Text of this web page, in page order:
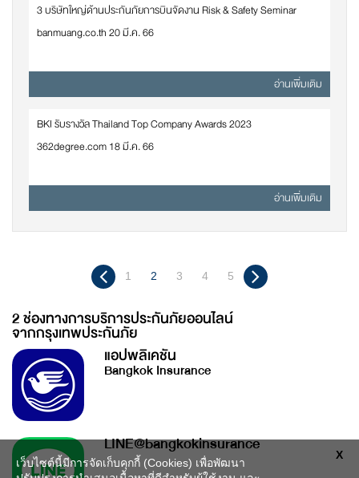
3 บริษัทใหญ่ด้านประกันภัยการบินจัดงาน Risk & Safety Seminar
banmuang.co.th 20 มี.ค. 66
อ่านเพิ่มเติม
BKI รับรางวัล Thailand Top Company Awards 2023
362degree.com 18 มี.ค. 66
อ่านเพิ่มเติม
1 2 3 4 5
2 ช่องทางการบริการประกันภัยออนไลน์
จากกรุงเทพประกันภัย
แอปพลิเคชัน
Bangkok Insurance
LINE@bangkokinsurance X
เว็บไซต์นี้มีการจัดเก็บคุกกี้ (Cookies) เพื่อพัฒนา